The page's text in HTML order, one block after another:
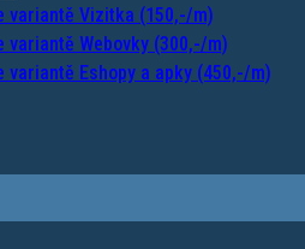
variantě Vizitka (150,-/m)
variantě Webovky (300,-/m)
variantě Eshopy a apky (450,-/m)